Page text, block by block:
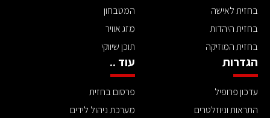
בחזית לאישה
בחזית היהדות
בחזית המוזיקה
המטבחון
מזג אוויר
תוכן שיווקי
הגדרות
עדכון פרופיל
התראות וניוזלטרים
עוד ..
פרסום בחזית
מערכת ניהול לידים